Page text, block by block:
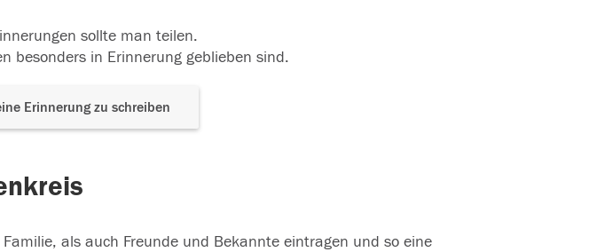
sollte man teilen.
besonders in Erinnerung geblieben sind.
Erinnerung zu schreiben
als auch Freunde und Bekannte eintragen und so eine